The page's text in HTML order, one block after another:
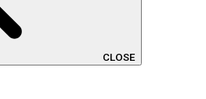
CLOSE